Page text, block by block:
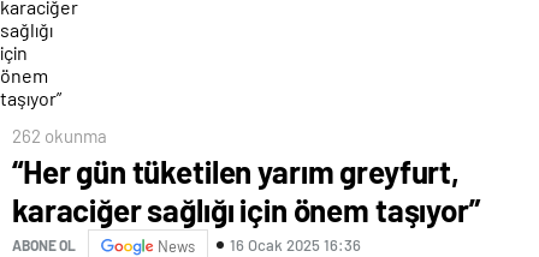
262 okunma
“Her gün tüketilen yarım greyfurt,
karaciğer sağlığı için önem taşıyor”
ABONE OL News 16 Ocak 2025 16:36